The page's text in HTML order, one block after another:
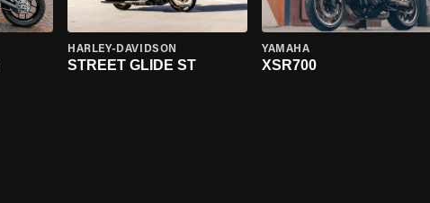
HARLEY-DAVIDSON
STREET GLIDE ST
YAMAHA
XSR700